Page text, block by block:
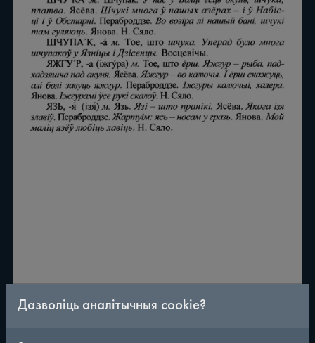
Дазволіць аналітычныя cookie?